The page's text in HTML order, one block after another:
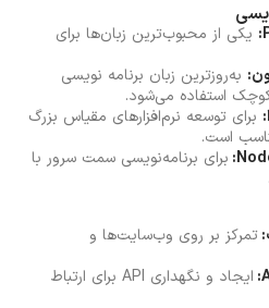
یکی از محبوب‌ترین زبان‌ها برای
به‌روزترین زبان برنامه نویسی
استفاده می‌شود.
برای توسعه نرم‌افزارهای مقیاس بزرگ
است.
برای برنامه‌نویسی سمت سرور با
تمرکز بر روی وب‌سایت‌ها و
ایجاد و نگهداری API برای ارتباط